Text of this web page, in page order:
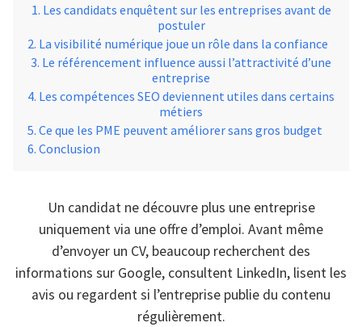
Les candidats enquêtent sur les entreprises avant de
postuler
La visibilité numérique joue un rôle dans la confiance
Le référencement influence aussi l’attractivité d’une
entreprise
Les compétences SEO deviennent utiles dans certains
métiers
Ce que les PME peuvent améliorer sans gros budget
Conclusion
Un candidat ne découvre plus une entreprise
uniquement via une offre d’emploi. Avant même
d’envoyer un CV, beaucoup recherchent des
informations sur Google, consultent LinkedIn, lisent les
avis ou regardent si l’entreprise publie du contenu
régulièrement.